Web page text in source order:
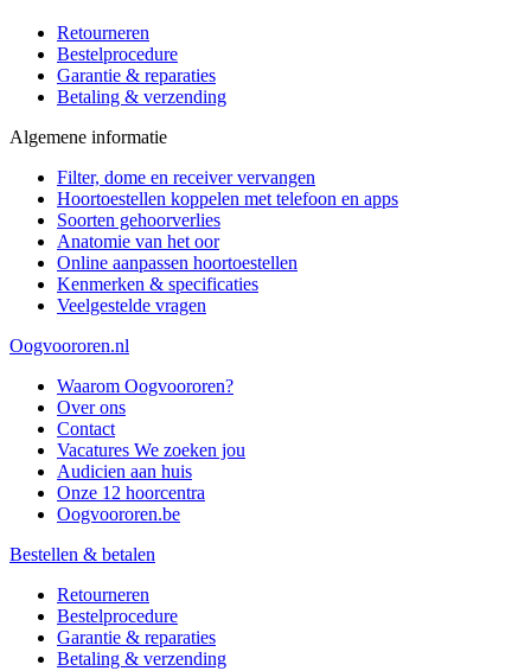
Retourneren
Bestelprocedure
Garantie & reparaties
Betaling & verzending
Algemene informatie
Filter, dome en receiver vervangen
Hoortoestellen koppelen met telefoon en apps
Soorten gehoorverlies
Anatomie van het oor
Online aanpassen hoortoestellen
Kenmerken & specificaties
Veelgestelde vragen
Oogvoororen.nl
Waarom Oogvoororen?
Over ons
Contact
Vacatures We zoeken jou
Audicien aan huis
Onze 12 hoorcentra
Oogvoororen.be
Bestellen & betalen
Retourneren
Bestelprocedure
Garantie & reparaties
Betaling & verzending